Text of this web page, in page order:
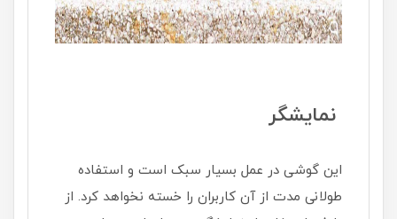
نمایشگر
این گوشی در عمل بسیار سبک است و استفاده
طولانی مدت از آن کاربران را خسته نخواهد کرد. از